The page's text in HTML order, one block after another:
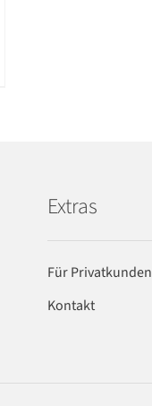
Extras
Für Privatkunden
Kontakt